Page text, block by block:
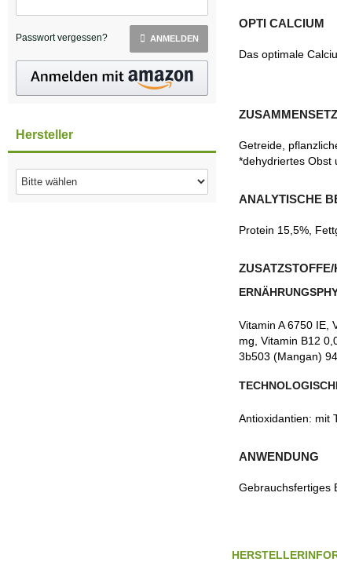
OPTI CALCIUM
Das optimale
Getreide,
*dehydriertes Obst
ANALYTISCHE
Protein 15,5%,
ZUSATZSTOFFE/
Vitamin A 6750 IE,
mg, Vitamin B12
3b503 (Mangan)
Antioxidantien: mit
ANWENDUNG
Gebrauchsfertiges
Passwort vergessen? ANMELDEN
Hersteller